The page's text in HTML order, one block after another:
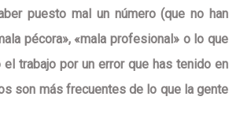
puesto mal un número (que no han
pécora», «mala profesional» o lo que
trabajo por un error que has tenido en
son más frecuentes de lo que la gente